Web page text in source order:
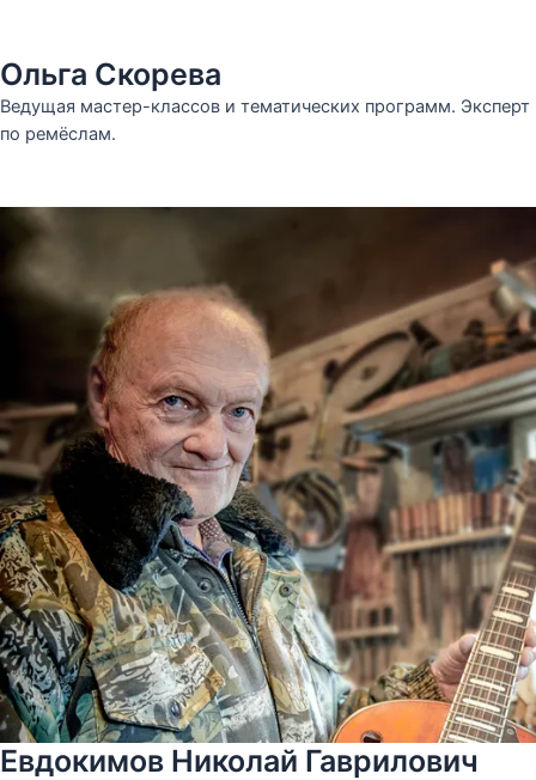
Ольга Скорева
Ведущая мастер-классов и тематических программ. Эксперт
по ремёслам.
Евдокимов Николай Гаврилович